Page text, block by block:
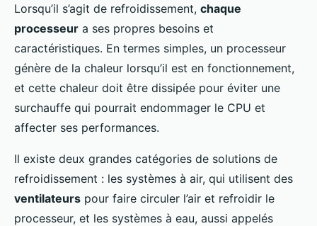
Lorsqu’il s’agit de refroidissement, chaque
processeur a ses propres besoins et
caractéristiques. En termes simples, un processeur
génère de la chaleur lorsqu’il est en fonctionnement,
et cette chaleur doit être dissipée pour éviter une
surchauffe qui pourrait endommager le CPU et
affecter ses performances.
Il existe deux grandes catégories de solutions de
refroidissement : les systèmes à air, qui utilisent des
ventilateurs pour faire circuler l’air et refroidir le
processeur, et les systèmes à eau, aussi appelés